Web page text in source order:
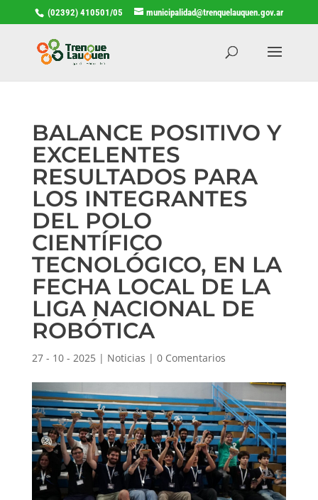
(02392) 410501/05 municipalidad@trenquelauquen.gov.ar
BALANCE POSITIVO Y
EXCELENTES
RESULTADOS PARA
LOS INTEGRANTES
DEL POLO
CIENTÍFICO
TECNOLÓGICO, EN LA
FECHA LOCAL DE LA
LIGA NACIONAL DE
ROBÓTICA
27 - 10 - 2025| Noticias | 0 Comentarios